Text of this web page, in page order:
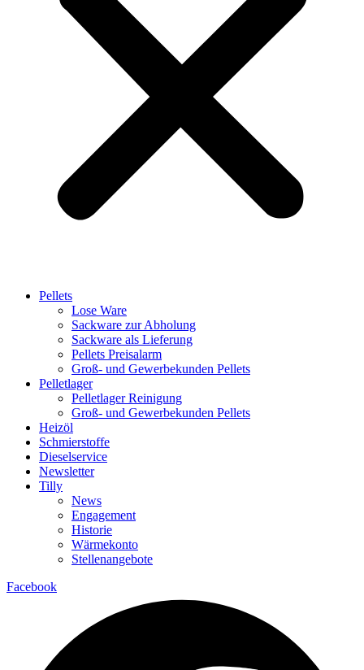
Pellets
Lose Ware
Sackware zur Abholung
Sackware als Lieferung
Pellets Preisalarm
Groß- und Gewerbekunden Pellets
Pelletlager
Pelletlager Reinigung
Groß- und Gewerbekunden Pellets
Heizöl
Schmierstoffe
Dieselservice
Newsletter
Tilly
News
Engagement
Historie
Wärmekonto
Stellenangebote
Facebook